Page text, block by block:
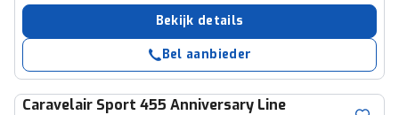
Bekijk details
Bel aanbieder
Caravelair Sport 455 Anniversary Line